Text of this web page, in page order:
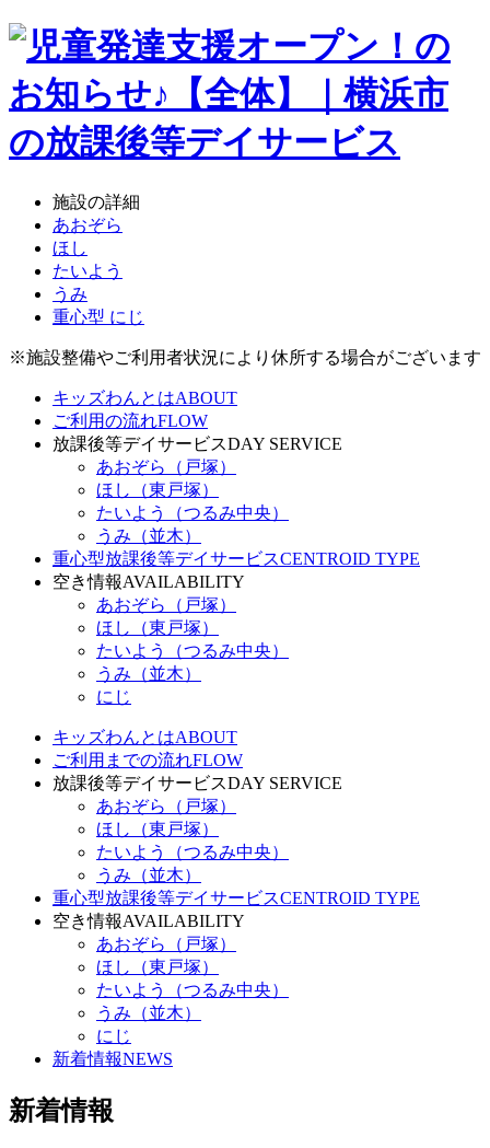
施設の詳細
あおぞら
ほし
たいよう
うみ
重心型 にじ
※施設整備やご利用者状況により休所する場合がございます
キッズわんとはABOUT
ご利用の流れFLOW
放課後等デイサービスDAY SERVICE
あおぞら（戸塚）
ほし（東戸塚）
たいよう（つるみ中央）
うみ（並木）
重心型放課後等デイサービスCENTROID TYPE
空き情報AVAILABILITY
あおぞら（戸塚）
ほし（東戸塚）
たいよう（つるみ中央）
うみ（並木）
にじ
キッズわんとはABOUT
ご利用までの流れFLOW
放課後等デイサービスDAY SERVICE
あおぞら（戸塚）
ほし（東戸塚）
たいよう（つるみ中央）
うみ（並木）
重心型放課後等デイサービスCENTROID TYPE
空き情報AVAILABILITY
あおぞら（戸塚）
ほし（東戸塚）
たいよう（つるみ中央）
うみ（並木）
にじ
新着情報NEWS
新着情報